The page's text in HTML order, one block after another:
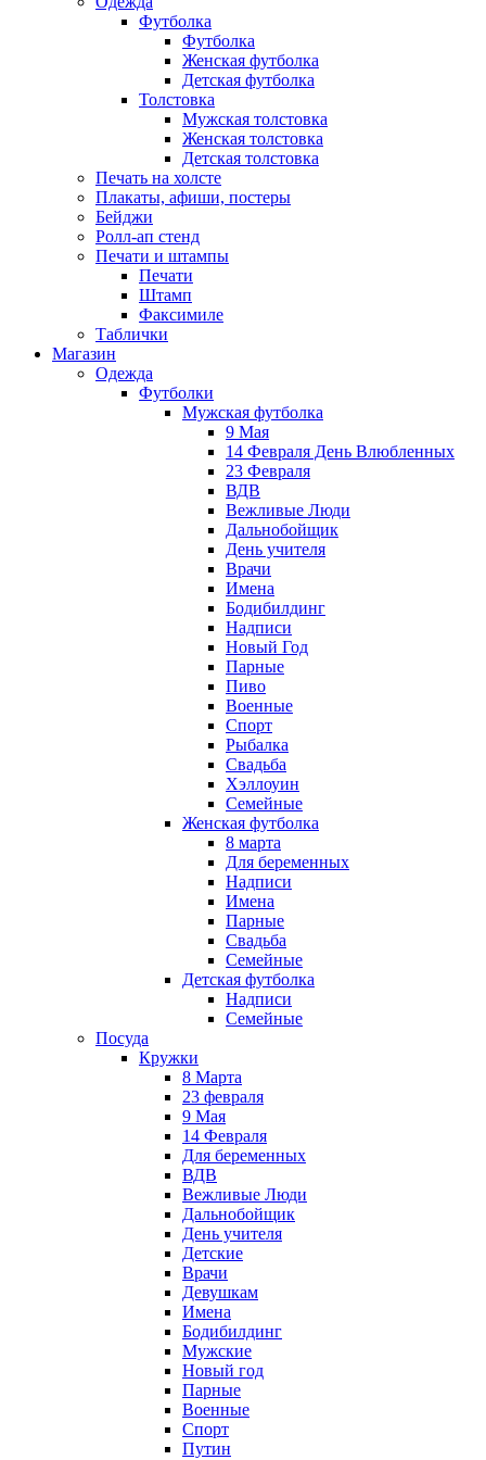
Футболка
Футболка
Женская футболка
Детская футболка
Толстовка
Мужская толстовка
Женская толстовка
Детская толстовка
Печать на холсте
Плакаты, афиши, постеры
Бейджи
Ролл-ап стенд
Печати и штампы
Печати
Штамп
Факсимиле
Таблички
Магазин
Одежда
Футболки
Мужская футболка
9 Мая
14 Февраля День Влюбленных
23 Февраля
ВДВ
Вежливые Люди
Дальнобойщик
День учителя
Врачи
Имена
Бодибилдинг
Надписи
Новый Год
Парные
Пиво
Военные
Спорт
Рыбалка
Свадьба
Хэллоуин
Семейные
Женская футболка
8 марта
Для беременных
Надписи
Имена
Парные
Свадьба
Семейные
Детская футболка
Надписи
Семейные
Посуда
Кружки
8 Марта
23 февраля
9 Мая
14 Февраля
Для беременных
ВДВ
Вежливые Люди
Дальнобойщик
День учителя
Детские
Врачи
Девушкам
Имена
Бодибилдинг
Мужские
Новый год
Парные
Военные
Спорт
Путин